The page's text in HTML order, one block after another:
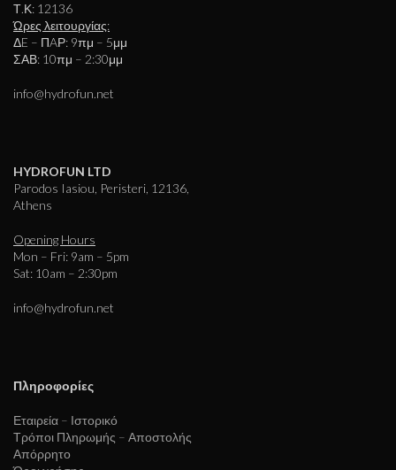
Τ.Κ: 12136
Ώρες λειτουργίας:
ΔE – ΠAΡ: 9πμ – 5μμ
ΣΑΒ: 10πμ – 2:30μμ
info@hydrofun.net
HYDROFUN LTD
Parodos Iasiou, Peristeri, 12136,
Athens
Opening Hours
Mon – Fri: 9am – 5pm
Sat: 10am – 2:30pm
info@hydrofun.net
Πληροφορίες
Εταιρεία – Ιστορικό
Τρόποι Πληρωμής – Αποστολής
Απόρρητο